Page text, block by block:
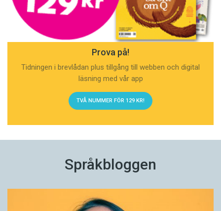
Prova på!
Tidningen i brevlådan plus tillgång till webben och digital
läsning med vår app
TVÅ NUMMER FÖR 129 KR!
Språkbloggen